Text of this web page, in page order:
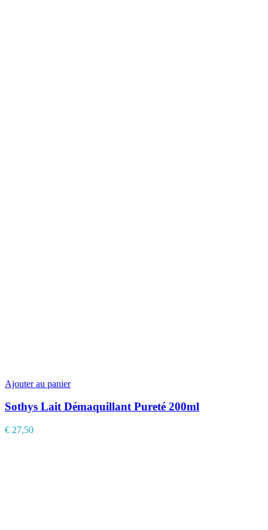
Ajouter au panier
Sothys Lait Démaquillant Pureté 200ml
€ 27,50